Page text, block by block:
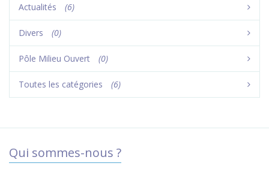
Actualités (6)
Divers (0)
Pôle Milieu Ouvert (0)
Toutes les catégories (6)
Qui sommes-nous ?